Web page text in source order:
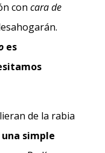
con cara de
es
de la rabia
una simple